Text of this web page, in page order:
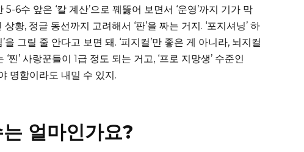
6수 앞은 ‘칼 계산’으로 꿰뚫어 보면서 ‘운영’까지 기가 막
황, 정글 동선까지 고려해서 ‘판’을 짜는 거지. ‘포지셔닝’ 하
그릴 줄 안다고 보면 돼. ‘피지컬’만 좋은 게 아니라, 뇌지컬
찐’ 사랑꾼들이 1급 정도 되는 거고, ‘프로 지망생’ 수준인
명함이라도 내밀 수 있지.
얼마인가요?